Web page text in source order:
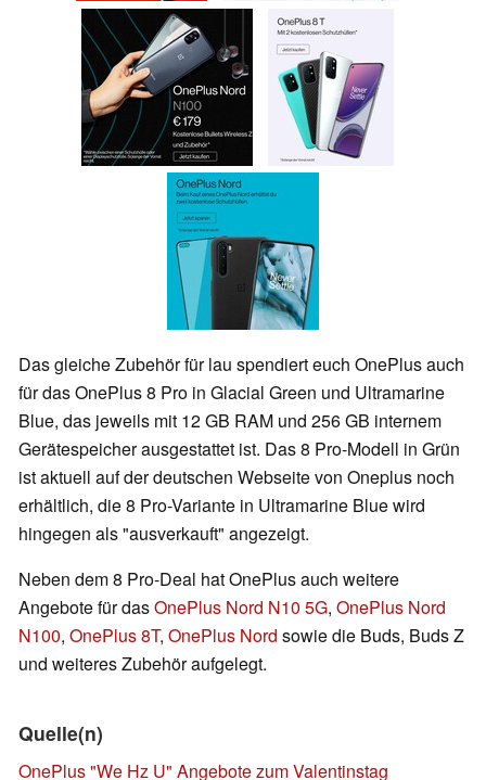
Das gleiche Zubehör für lau spendiert euch OnePlus auch
für das OnePlus 8 Pro in Glacial Green und Ultramarine
Blue, das jeweils mit 12 GB RAM und 256 GB internem
Gerätespeicher ausgestattet ist. Das 8 Pro-Modell in Grün
ist aktuell auf der deutschen Webseite von Oneplus noch
erhältlich, die 8 Pro-Variante in Ultramarine Blue wird
hingegen als "ausverkauft" angezeigt.
Neben dem 8 Pro-Deal hat OnePlus auch weitere
Angebote für dasOnePlus Nord N10 5G, OnePlus Nord
N100, OnePlus 8T, OnePlus Nord sowie die Buds, Buds Z
und weiteres Zubehör aufgelegt.
Quelle(n)
OnePlus "We Hz U" Angebote zum Valentinstag